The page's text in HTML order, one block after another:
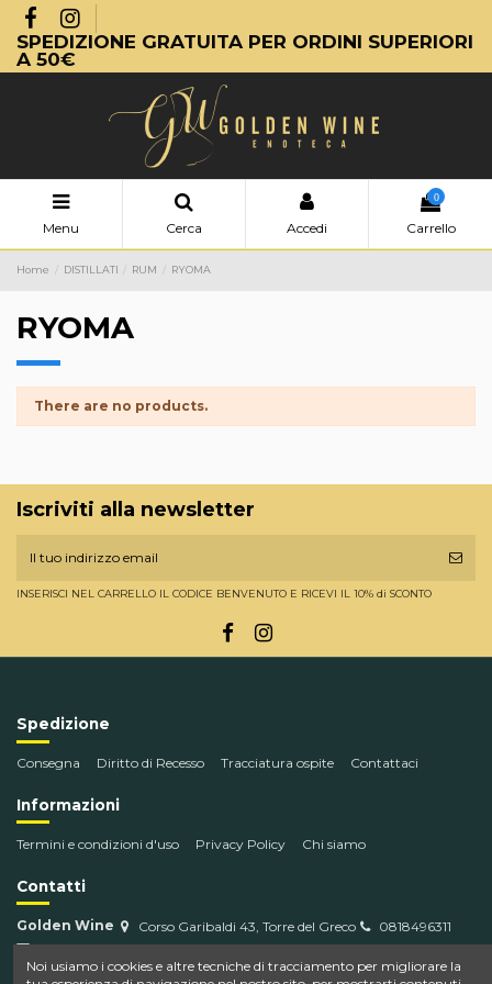
SPEDIZIONE GRATUITA PER ORDINI SUPERIORI
A 50€
Menu Cerca Accedi
0
Carrello
Home DISTILLATI RUM RYOMA
RYOMA
There are no products.
Iscriviti alla newsletter
INSERISCI NEL CARRELLO IL CODICE BENVENUTO E RICEVI IL 10% di SCONTO
Spedizione
Consegna Diritto di Recesso Tracciatura ospite Contattaci
Informazioni
Termini e condizioni d'uso Privacy Policy Chi siamo
Contatti
Golden Wine Corso Garibaldi 43, Torre del Greco
0818496311
info@goldenwine.com
Noi usiamo i cookies e altre tecniche di tracciamento per migliorare la